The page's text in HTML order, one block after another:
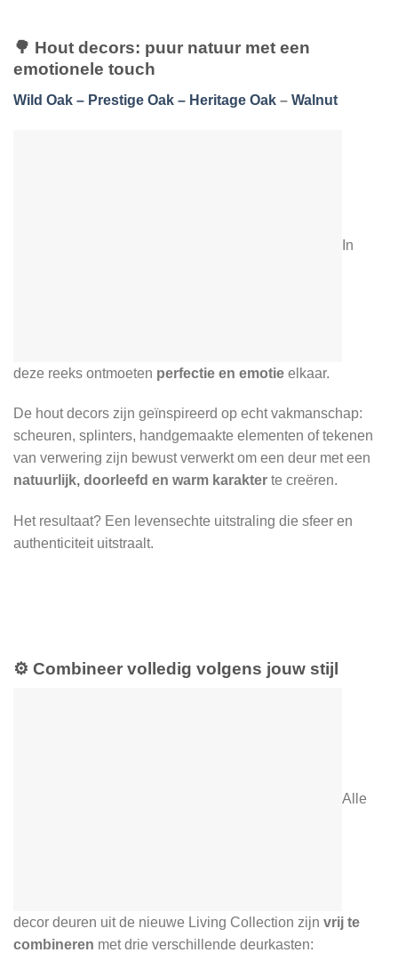
🌳 Hout decors: puur natuur met een
emotionele touch
Wild Oak – Prestige Oak – Heritage Oak – Walnut
In
deze reeks ontmoeten perfectie en emotie elkaar.
De hout decors zijn geïnspireerd op echt vakmanschap:
scheuren, splinters, handgemaakte elementen of tekenen
van verwering zijn bewust verwerkt om een deur met een
natuurlijk, doorleefd en warm karakter te creëren.
Het resultaat? Een levensechte uitstraling die sfeer en
authenticiteit uitstraalt.
⚙️ Combineer volledig volgens jouw stijl
Alle
decor deuren uit de nieuwe Living Collection zijn vrij te
combineren met drie verschillende deurkasten: